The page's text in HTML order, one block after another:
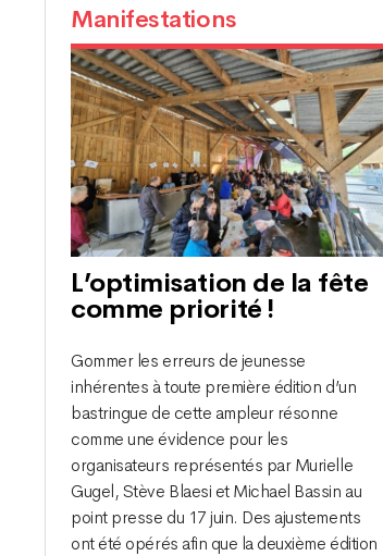
Manifestations
L’optimisation de la fête
comme priorité !
Gommer les erreurs de jeunesse
inhérentes à toute première édition d’un
bastringue de cette ampleur résonne
comme une évidence pour les
organisateurs représentés par Murielle
Gugel, Stève Blaesi et Michael Bassin au
point presse du 17 juin. Des ajustements
ont été opérés afin que la deuxième édition